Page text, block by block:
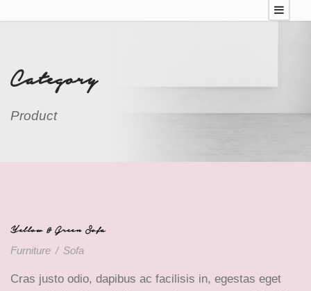
Category
Product
Yellow & Green Sofa
Furniture / Sofa
Cras justo odio, dapibus ac facilisis in, egestas eget